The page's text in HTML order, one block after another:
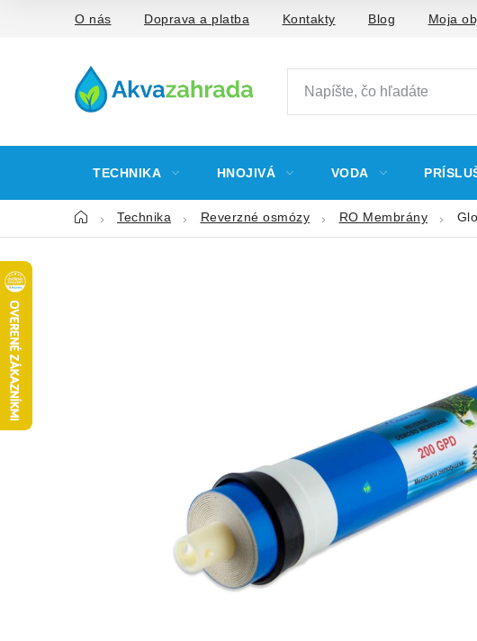
O nás Doprava a platba Kontakty Blog Moja
TECHNIKA HNOJIVÁ VODA
DomovTechnika Reverzné osmózy RO Membrány